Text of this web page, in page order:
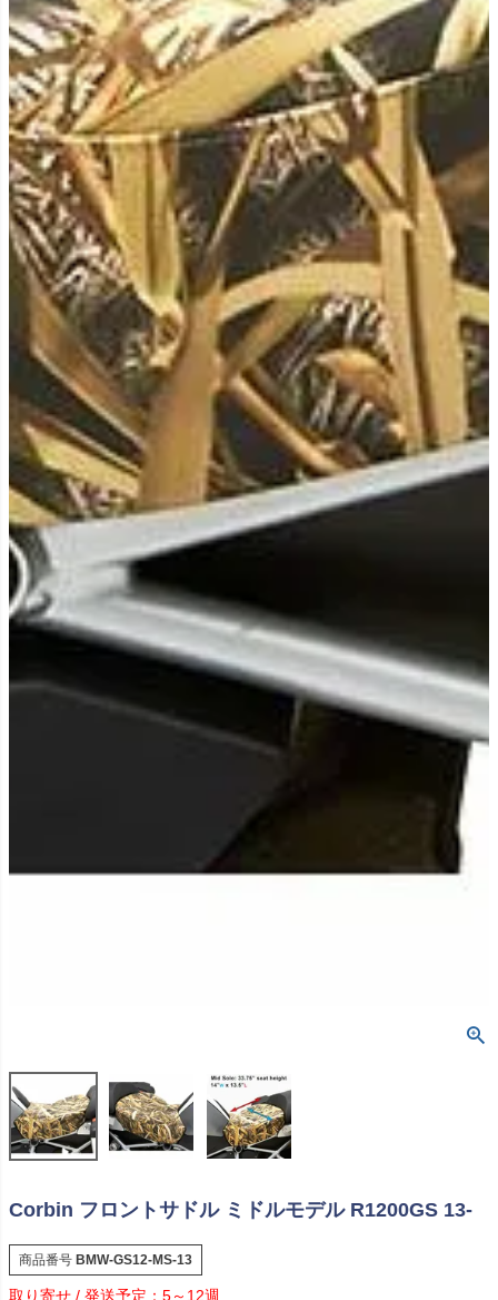
Corbin フロントサドル ミドルモデル R1200GS 13-
商品番号 BMW-GS12-MS-13
5～12週